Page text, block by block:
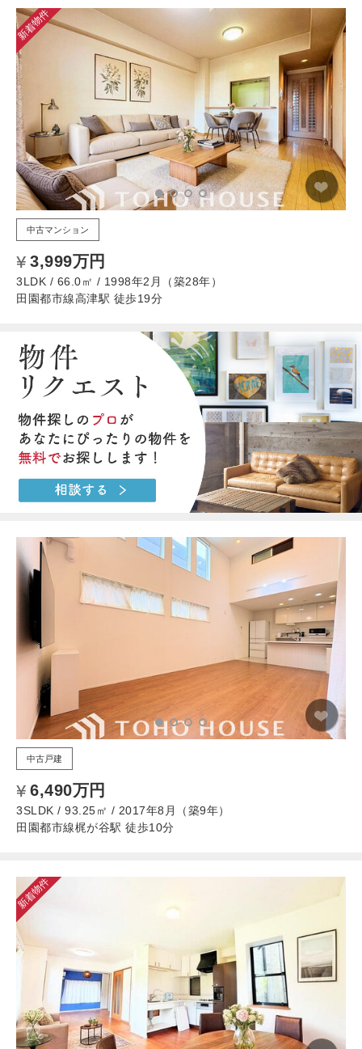
新着物件
中古マンション
3,999万円
3LDK / 66.0㎡ / 1998年2月（築28年）
田園都市線高津駅 徒歩19分
中古戸建
6,490万円
3SLDK / 93.25㎡ / 2017年8月（築9年）
田園都市線梶が谷駅 徒歩10分
新着物件